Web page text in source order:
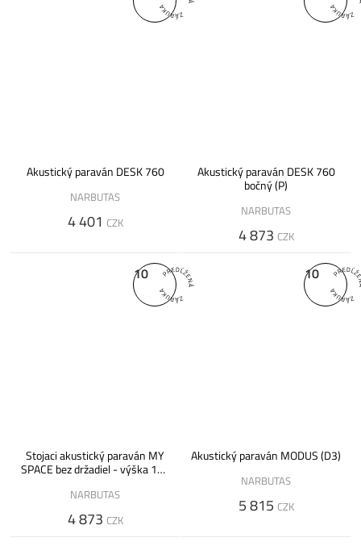
Akustický paraván DESK 760
NARBUTAS
4 401 CZK
Akustický paraván DESK 760
bočný (P)
NARBUTAS
4 873 CZK
10
Stojaci akustický paraván MY
SPACE bez držadiel - výška 132
NARBUTAS
4 873 CZK
10
Akustický paraván MODUS (D3)
NARBUTAS
5 815 CZK